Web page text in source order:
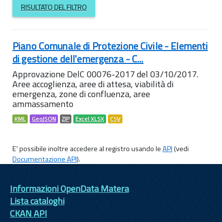
RISULTATO DEL FILTRO
Piano Comunale di Protezione Civile - Elementi
di gestione dell'emergenza - C...
Approvazione DelC 00076-2017 del 03/10/2017.
Aree accoglienza, aree di attesa, viabilità di
emergenza, zone di confluenza, aree
ammassamento
KML GeoJSON ZIP Excel XLSX CSV
E' possibile inoltre accedere al registro usando leAPI(vedi
Documentazione API).
Informazioni OpenData Matera
Lista cataloghi
CKAN API